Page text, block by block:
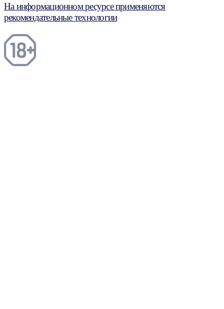
На информационном ресурсе применяются
рекомендательные технологии